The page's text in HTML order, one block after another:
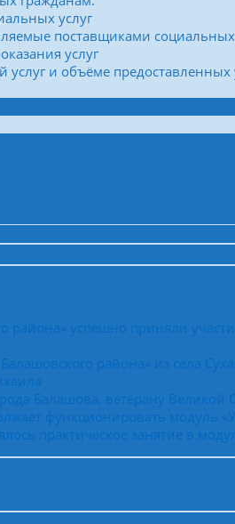
услуг
поставщиками социальных
услуг
и объёме
района» успешно приняли
района» из села
Балашова, ветерану
функционировать модуль
практическое занятие в